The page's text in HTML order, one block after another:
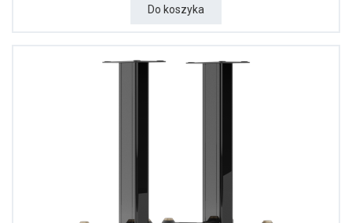
Do koszyka